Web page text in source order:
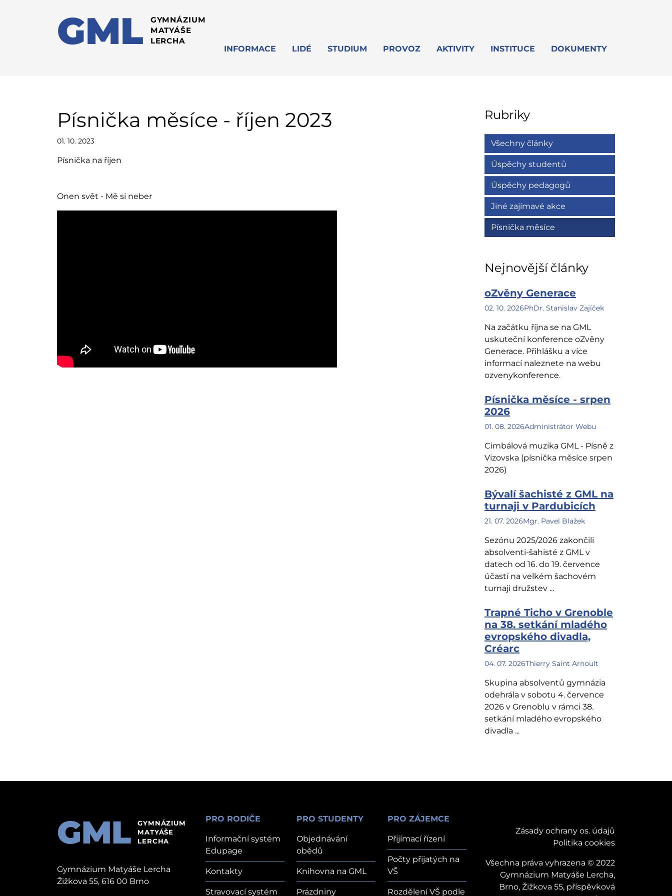
GML GYMNÁZIUM
MATYÁŠE
LERCHA
INFORMACE LIDÉ STUDIUM PROVOZ AKTIVITY INSTITUCE DOKUMENTY
Písnička měsíce - říjen 2023
01. 10. 2023
Písnička na říjen
Onen svět - Mě si neber
Rubriky
Všechny články
Úspěchy studentů
Úspěchy pedagogů
Jiné zajímavé akce
Písnička měsíce
Nejnovější články
oZvěny Generace
02. 10. 2026PhDr. Stanislav Zajíček
Na začátku října se na GML
uskuteční konference oZvěny
Generace. Přihlášku a více
informací naleznete na webu
ozvenykonference.
Písnička měsíce - srpen
2026
01. 08. 2026Administrátor Webu
Cimbálová muzika GML - Písně z
Vizovska (písnička měsíce srpen
2026)
Bývalí šachisté z GML na
turnaji v Pardubicích
21. 07. 2026Mgr. Pavel Blažek
Sezónu 2025/2026 zakončili
absolventi-šahisté z GML v
datech od 16. do 19. července
účastí na velkém šachovém
turnaji družstev ...
Trapné Ticho v Grenoble
na 38. setkání mladého
evropského divadla,
Créarc
04. 07. 2026Thierry Saint Arnoult
Skupina absolventů gymnázia
odehrála v sobotu 4. července
2026 v Grenoblu v rámci 38.
setkání mladého evropského
divadla ...
GML
GYMNÁZIUM
MATYÁŠE
LERCHA
Gymnázium Matyáše Lercha
Žižkova 55, 616 00 Brno
PRO RODIČE
Informační systém
Edupage
Kontakty
Stravovací systém
PRO STUDENTY
Objednávání
obědů
Knihovna na GML
Prázdniny
PRO ZÁJEMCE
Přijímací řízení
Počty přijatých na
VŠ
Rozdělení VŠ podle
Zásady ochrany os. údajů
Politika cookies
Všechna práva vyhrazena © 2022
Gymnázium Matyáše Lercha,
Brno, Žižkova 55, příspěvková